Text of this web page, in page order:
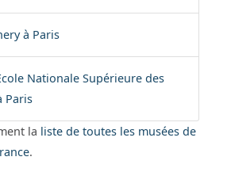
à Paris
Nationale Supérieure des
Paris
la liste de toutes les musées de
.